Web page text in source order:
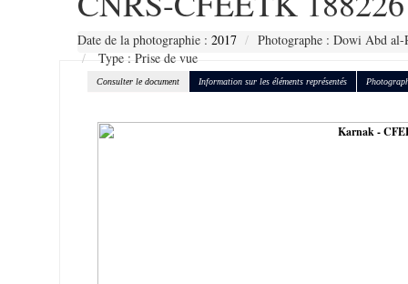
Date de la photographie : 2017
Photographe : Dowi Abd
Type : Prise de vue
Consulter le document Information sur les éléments représentés